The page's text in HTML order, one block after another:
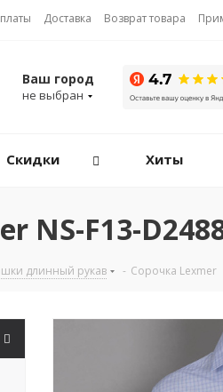
Доставка Возврат товара
Ваш город
не выбран
Скидки Хиты
NS-F13-
длинный рукав - Сорочка Lexmer